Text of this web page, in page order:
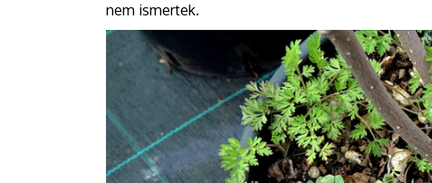
nem ismertek.